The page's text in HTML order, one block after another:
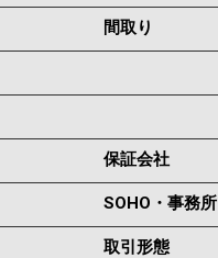
間取り
保証会社
SOHO・事務所
取引形態